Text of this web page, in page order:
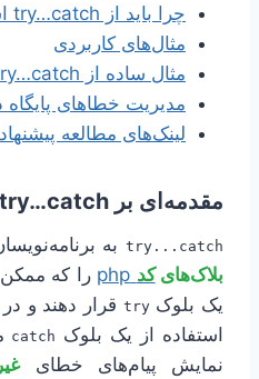
چرا باید از try…catch استفاده کنیم؟
مثال‌های کاربردی
مثال ساده از try…catch
مدیریت خطاهای پایگاه
لینک‌های مطالعه
مقدمه‌ای بر try…catch
try...catch به
بلاک‌هایکد
را که
یک بلوکtry قرار دهند و
استفاده از یک بلوک catch
نمایش پیام‌های خطای